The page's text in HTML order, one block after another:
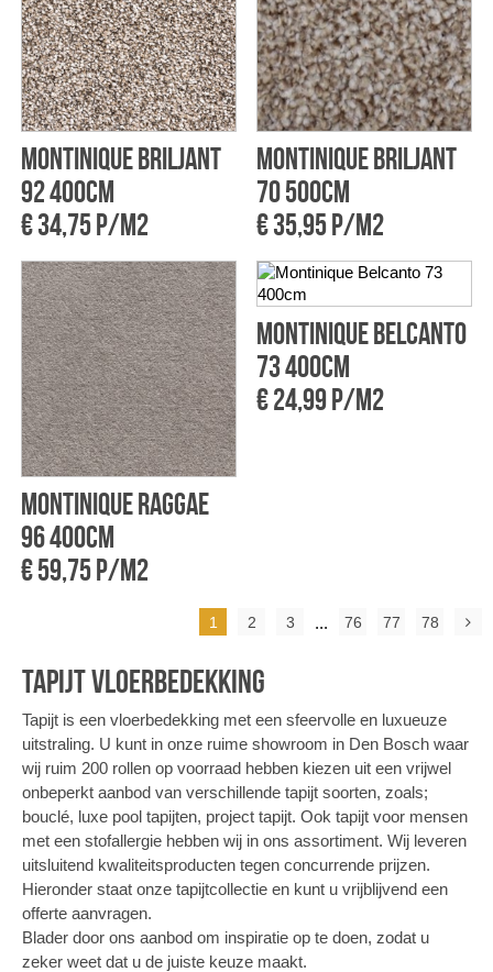
Montinique Briljant
92 400cm
€ 34,75 p/m2
Montinique Briljant
70 500cm
€ 35,95 p/m2
Montinique Raggae
96 400cm
€ 59,75 p/m2
Montinique Belcanto
73 400cm
€ 24,99 p/m2
1 2 3 ... 76 77 78
Tapijt vloerbedekking
Tapijt is een vloerbedekking met een sfeervolle en luxueuze
uitstraling. U kunt in onze ruime showroom in Den Bosch waar
wij ruim 200 rollen op voorraad hebben kiezen uit een vrijwel
onbeperkt aanbod van verschillende tapijt soorten, zoals;
bouclé, luxe pool tapijten, project tapijt. Ook tapijt voor mensen
met een stofallergie hebben wij in ons assortiment. Wij leveren
uitsluitend kwaliteitsproducten tegen concurrende prijzen.
Hieronder staat onze tapijtcollectie en kunt u vrijblijvend een
offerte aanvragen.
Blader door ons aanbod om inspiratie op te doen, zodat u
zeker weet dat u de juiste keuze maakt.